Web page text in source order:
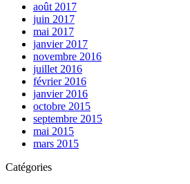
août 2017
juin 2017
mai 2017
janvier 2017
novembre 2016
juillet 2016
février 2016
janvier 2016
octobre 2015
septembre 2015
mai 2015
mars 2015
Catégories